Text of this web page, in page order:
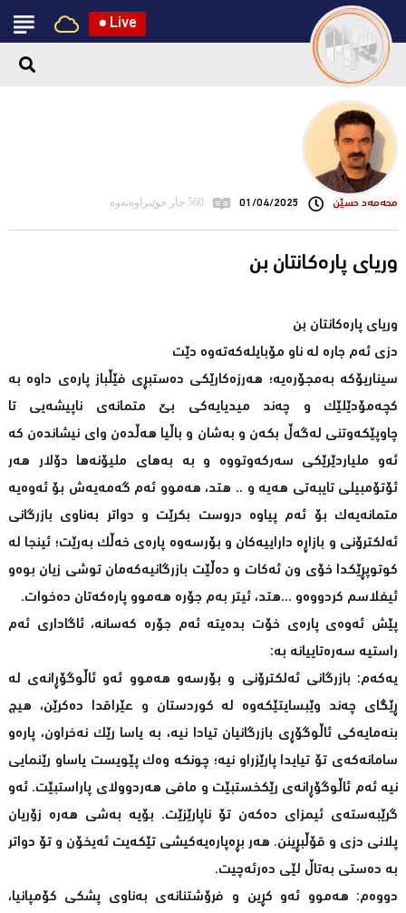
● Live
محه‌مه‌د حسێن 01/04/2025 560 جار خوێنراوەتەوە
وریای پارەکانتان بن
وریای پارەکانتان بن
دزی ئەم جارە لە ناو مۆبایلەکەتەوە دێت
سیناریۆکە بەمجۆرەیە؛ هەرزەکارێکی دەستبڕی فێڵباز ‌پارەی داوە بە
کچەمۆدێلێک و چەند میدیایەکی بێ متمانەی ناپیشەیی تا
چاوپێکەوتنی لەگەڵ بکەن و بەشان و باڵیا هەڵدەن وای نیشاندەن کە
ئەو ملیاردێرێکی سەرکەوتووە و بە بەهای ملیۆنەها دۆلار هەر
ئۆتۆمبیلی تایبەتی هەیە و .. هتد، هەموو ئەم گەمەیەش بۆ ئەوەیە
متمانەیەک بۆ ئەم پیاوە دروست بکرێت و دواتر بەناوی بازرگانی
ئەلکترۆنی و بازاڕە داراییەکان و بۆرسەوە پارەی خەڵک بەرێت؛ ئینجا لە
کوتوپڕێکدا خۆی ون ئەکات و دەڵێت بازرگانیەکەمان توشی زیان بوەو
ئیفلاسم کردووەو ...هتد، ئیتر بەم جۆرە هەموو پارەکەتان دەخوات.
پێش ئەوەی پارەی خۆت بدەیتە ئەم جۆرە کەسانە، ئاگاداری ئەم
راستیە سەرەتاییانە بە:
یەکەم: بازرگانی ئەلکترۆنی و بۆرسەو هەموو ئەو ئاڵوگۆڕانەی لە
ڕێگای چەند وێبسایتێکەوە لە کوردستان و عێراقدا دەکرێن، هیچ
بنەمایەکی ئاڵوگۆڕی بازرگانیان تیادا نیە، بە یاسا رێک نەخراون، پارەو
سامانەکەی تۆ تیایدا پارێزراو نیە؛ چونکە وەک پێویست یاساو رێنمایی
نیە ئەم ئاڵوگۆڕانەی رێکخستبێت و مافی هەردوولای پاراستبێت. ئەو
گرێبەستەی ئیمزای دەکەن تۆ ناپارێزێت. بۆیە بەشی هەرە زۆریان
پلانی دزی و قۆڵبڕینن. هەر بڕەپارەیەکیشی تێکەیت ئەیخۆن و تۆ دواتر
بە دەستی بەتاڵ لێی دەرئەچیت.
دووەم: هەموو ئەو کڕین و فرۆشتنانەی بەناوی پشکی کۆمپانیا،